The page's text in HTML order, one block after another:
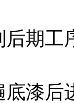
期工
漆后